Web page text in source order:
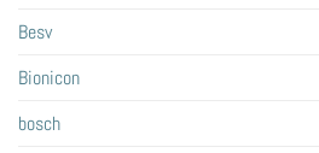
Besv
Bionicon
bosch